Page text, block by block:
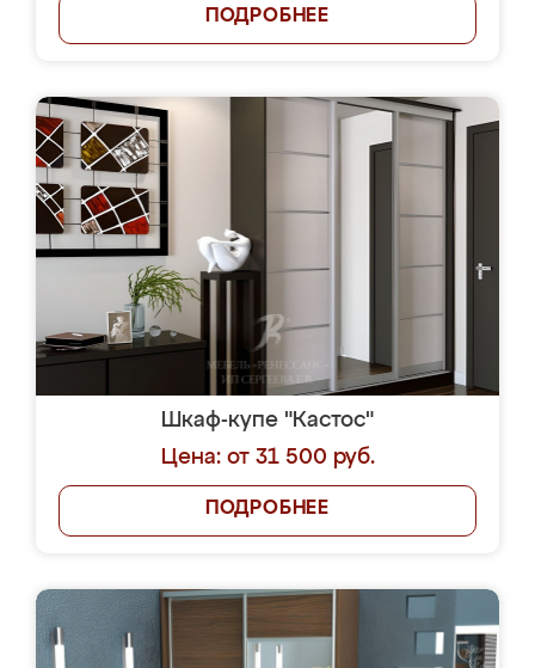
ПОДРОБНЕЕ
Шкаф-купе "Кастос"
Цена: от 31 500 руб.
ПОДРОБНЕЕ